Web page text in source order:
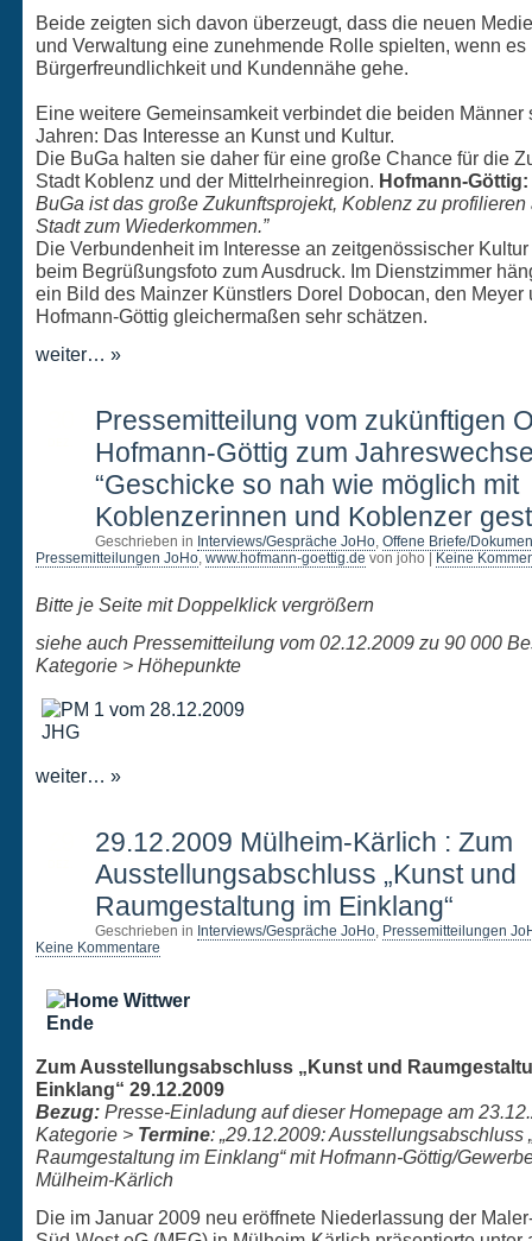
Beide zeigten sich davon überzeugt, dass die neuen
und Verwaltung eine zunehmende Rolle spielten, wenn es
Bürgerfreundlichkeit und Kundennähe gehe.
Eine weitere Gemeinsamkeit verbindet die beiden Männer
Jahren: Das Interesse an Kunst und Kultur.
Die BuGa halten sie daher für eine große Chance für die
Stadt Koblenz und der Mittelrheinregion. Hofmann-Göttig:
BuGa ist das große Zukunftsprojekt, Koblenz zu profilieren
Stadt zum Wiederkommen.”
Die Verbundenheit im Interesse an zeitgenössischer
beim Begrüßungsfoto zum Ausdruck. Im Dienstzimmer
ein Bild des Mainzer Künstlers Dorel Dobocan, den Meyer
Hofmann-Göttig gleichermaßen sehr schätzen.
weiter… »
Pressemitteilung vom zukünftigen
Hofmann-Göttig zum
“Geschicke so nah wie möglich mit
Koblenzerinnen und Koblenzer
Geschrieben in Interviews/Gespräche JoHo, Offene Briefe/
Pressemitteilungen JoHo, www.hofmann-goettig.de von joho | Keine
Bitte je Seite mit Doppelklick vergrößern
siehe auch Pressemitteilung vom 02.12.2009 zu 90 000
Kategorie > Höhepunkte
weiter… »
29.12.2009 Mülheim-Kärlich : Zum
Ausstellungsabschluss „Kunst und
Raumgestaltung im Einklang“
Geschrieben in Interviews/Gespräche JoHo, Pressemitteilungen
Keine Kommentare
Zum Ausstellungsabschluss „Kunst und
Einklang“ 29.12.2009
Bezug: Presse-Einladung auf dieser Homepage am
Kategorie > Termine: „29.12.2009: Ausstellungsabschluss
Raumgestaltung im Einklang“ mit Hofmann-Göttig/
Mülheim-Kärlich
Die im Januar 2009 neu eröffnete Niederlassung der